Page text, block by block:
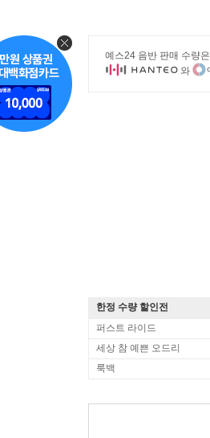
예스24 음반 판매 수량은
와
한정 수량 할인전
퍼스트 라이드
세상 참 예쁜 오드리
룩백